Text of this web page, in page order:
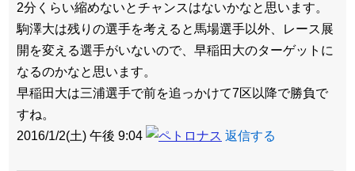
2分くらい縮めないとチャンスはないかなと思います。
駒澤大は残りの選手を考えると馬場選手以外、レース展
開を変える選手がいないので、早稲田大のターゲットに
なるのかなと思います。
早稲田大は三浦選手で前を追っかけて7区以降で勝負で
すね。
2016/1/2(土) 午後 9:04
返信する